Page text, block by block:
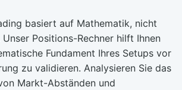
basiert auf Mathematik, nicht
Positions-Rechner hilft Ihnen
Fundament Ihres Setups vor
zu validieren. Analysieren Sie das
Markt-Abständen und